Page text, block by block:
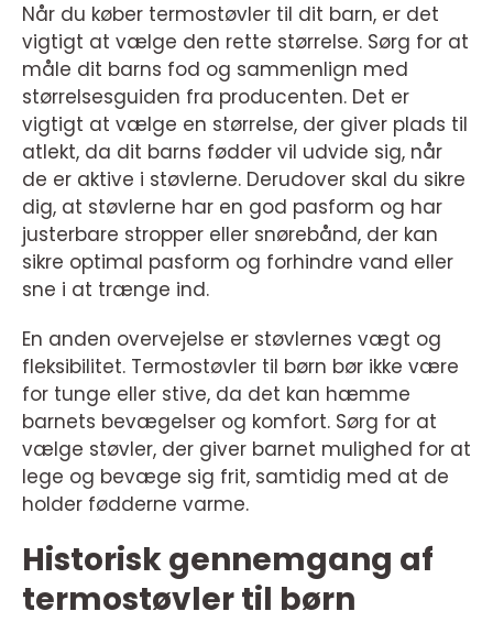
Når du køber termostøvler til dit barn, er det
vigtigt at vælge den rette størrelse. Sørg for at
måle dit barns fod og sammenlign med
størrelsesguiden fra producenten. Det er
vigtigt at vælge en størrelse, der giver plads til
atlekt, da dit barns fødder vil udvide sig, når
de er aktive i støvlerne. Derudover skal du sikre
dig, at støvlerne har en god pasform og har
justerbare stropper eller snørebånd, der kan
sikre optimal pasform og forhindre vand eller
sne i at trænge ind.
En anden overvejelse er støvlernes vægt og
fleksibilitet. Termostøvler til børn bør ikke være
for tunge eller stive, da det kan hæmme
barnets bevægelser og komfort. Sørg for at
vælge støvler, der giver barnet mulighed for at
lege og bevæge sig frit, samtidig med at de
holder fødderne varme.
Historisk gennemgang af
termostøvler til børn